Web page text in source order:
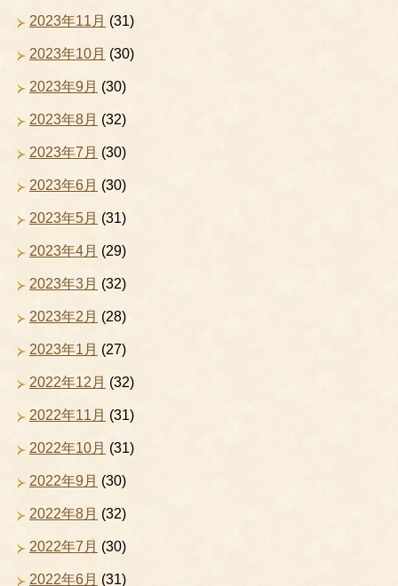
2023年11月 (31)
2023年10月 (30)
2023年9月 (30)
2023年8月 (32)
2023年7月 (30)
2023年6月 (30)
2023年5月 (31)
2023年4月 (29)
2023年3月 (32)
2023年2月 (28)
2023年1月 (27)
2022年12月 (32)
2022年11月 (31)
2022年10月 (31)
2022年9月 (30)
2022年8月 (32)
2022年7月 (30)
2022年6月 (31)